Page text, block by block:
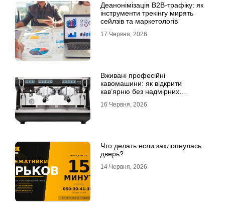
Деанонімізація B2B-трафіку: як
інструменти трекінгу мирять
сейлзів та маркетологів
17 Червня, 2026
Вживані професійні
кавомашини: як відкрити
кав’ярню без надмірних
16 Червня, 2026
Что делать если захлопнулась
дверь?
14 Червня, 2026